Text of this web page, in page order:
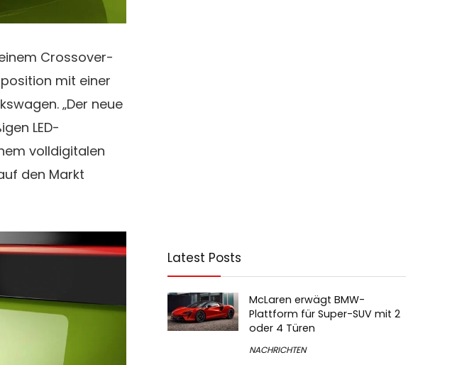
Crossover-
mit einer
„Der neue
LED-
volldigitalen
den Markt
Latest Posts
McLaren erwägt BMW-
Plattform für Super-SUV mit 2
oder 4 Türen
NACHRICHTEN